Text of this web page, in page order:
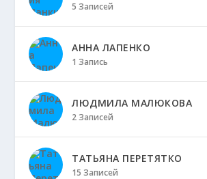
5 Записей
АННА ЛАПЕНКО
1 Запись
ЛЮДМИЛА МАЛЮКОВА
2 Записей
ТАТЬЯНА ПЕРЕТЯТКО
15 Записей